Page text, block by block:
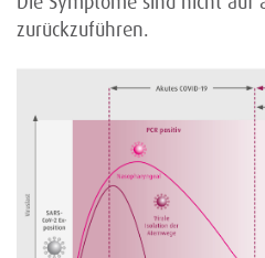
zurückzuführen.